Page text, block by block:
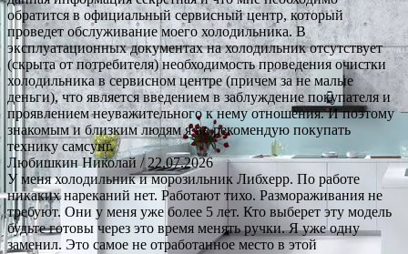
обратится в официальный сервисный центр, который
проведет обслуживание моего холодильника. В
эксплуатационных документах на холодильник отсутствует
(скрыта от потребителя) необходимость проведения очистки
холодильника в сервисном центре (причем за не малые
деньги), что является введением в заблуждение покупателя и
проявлением неуважительного к нему отношения. И поэтому
знакомым и близким людям я не рекомендую покупать
технику самсунг.
Любишкин Николай/ 22.07.2026
У меня холодильник и морозильник Либхерр. По работе
никаких нареканий нет. Работают тихо. Размораживания не
требуют. Они у меня уже более 5 лет. Кто выберет эту модель
будьте готовы через это время менять ручки. Я уже одну
заменил. Это самое не отработанное место в этой